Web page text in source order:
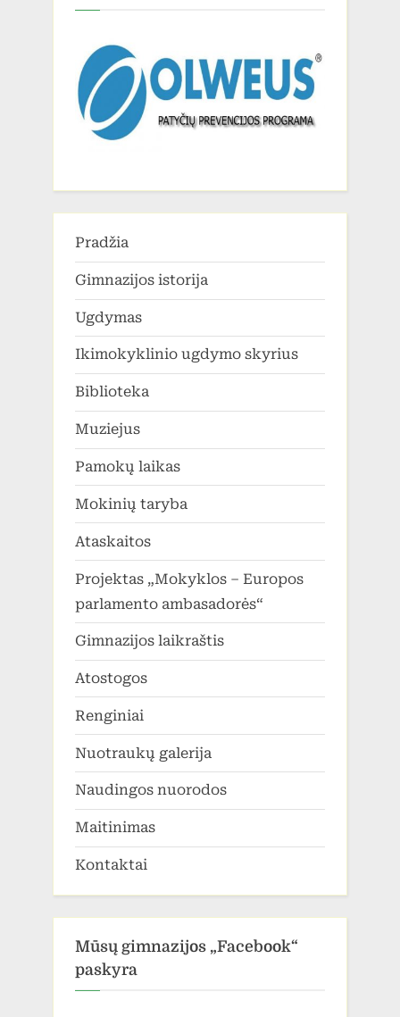
Pradžia
Gimnazijos istorija
Ugdymas
Ikimokyklinio ugdymo skyrius
Biblioteka
Muziejus
Pamokų laikas
Mokinių taryba
Ataskaitos
Projektas „Mokyklos – Europos
parlamento ambasadorės“
Gimnazijos laikraštis
Atostogos
Renginiai
Nuotraukų galerija
Naudingos nuorodos
Maitinimas
Kontaktai
Mūsų gimnazijos „Facebook“
paskyra